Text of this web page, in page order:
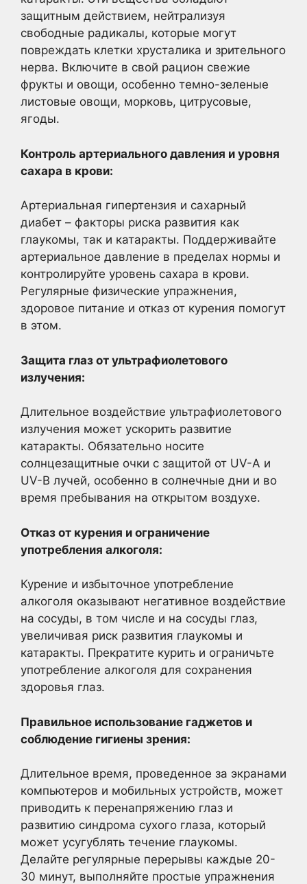
защитным действием, нейтрализуя
свободные радикалы, которые могут
повреждать клетки хрусталика и зрительного
нерва. Включите в свой рацион свежие
фрукты и овощи, особенно темно-зеленые
листовые овощи, морковь, цитрусовые,
ягоды.
Контроль артериального давления и уровня
сахара в крови:
Артериальная гипертензия и сахарный
диабет – факторы риска развития как
глаукомы, так и катаракты. Поддерживайте
артериальное давление в пределах нормы и
контролируйте уровень сахара в крови.
Регулярные физические упражнения,
здоровое питание и отказ от курения помогут
в этом.
Защита глаз от ультрафиолетового
излучения:
Длительное воздействие ультрафиолетового
излучения может ускорить развитие
катаракты. Обязательно носите
солнцезащитные очки с защитой от UV-A и
UV-B лучей, особенно в солнечные дни и во
время пребывания на открытом воздухе.
Отказ от курения и ограничение
употребления алкоголя:
Курение и избыточное употребление
алкоголя оказывают негативное воздействие
на сосуды, в том числе и на сосуды глаз,
увеличивая риск развития глаукомы и
катаракты. Прекратите курить и ограничьте
употребление алкоголя для сохранения
здоровья глаз.
Правильное использование гаджетов и
соблюдение гигиены зрения:
Длительное время, проведенное за экранами
компьютеров и мобильных устройств, может
приводить к перенапряжению глаз и
развитию синдрома сухого глаза, который
может усугублять течение глаукомы.
Делайте регулярные перерывы каждые 20-
30 минут, выполняйте простые упражнения